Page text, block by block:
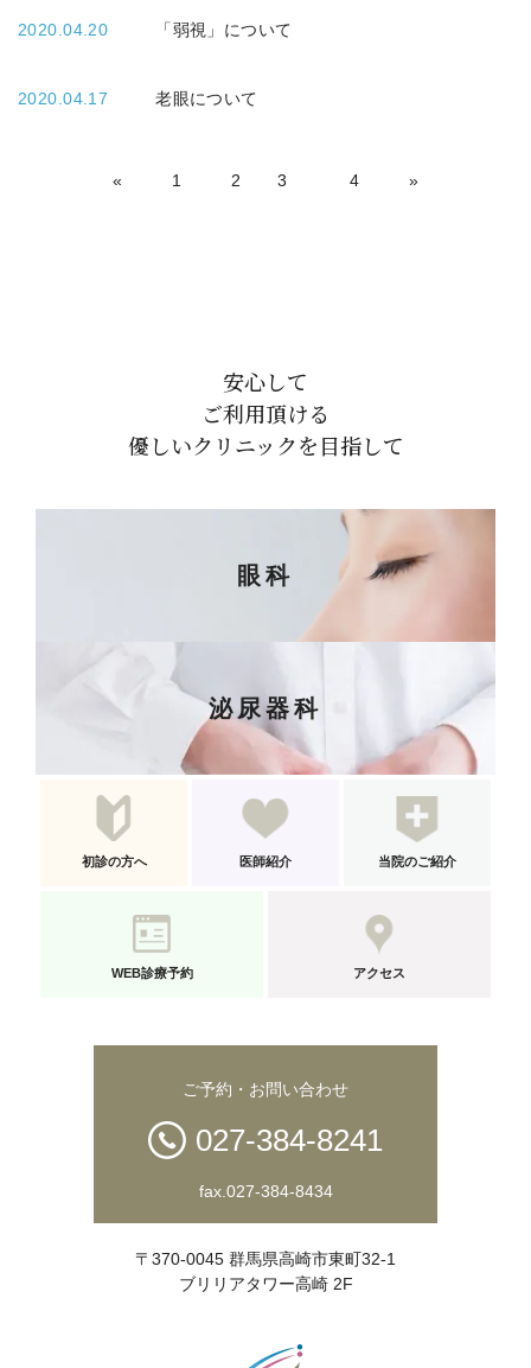
2020.04.20 「弱視」について
2020.04.17 老眼について
« 1 2 3 4 »
安心して
ご利用頂ける
優しいクリニックを目指して
眼科
泌尿器科
初診の方へ 医師紹介 当院のご紹介
WEB診療予約 アクセス
ご予約・お問い合わせ
027-384-8241
fax.027-384-8434
〒370-0045 群馬県高崎市東町32-1
ブリリアタワー高崎 2F